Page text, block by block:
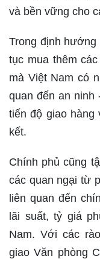
và bền vững cho
Trong định
tục mua thêm
mà Việt Nam có
quan đến an ninh
tiến độ giao hàng
kết.
Chính phủ cũng
các quan ngại từ
liên quan đến
lãi suất, tỷ giá
Nam. Với các
giao Văn phòng